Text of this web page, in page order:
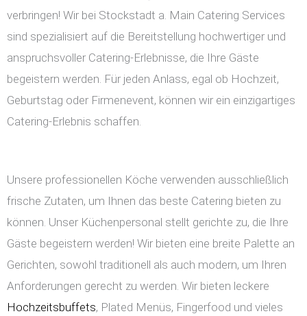
verbringen! Wir bei Stockstadt a. Main Catering Services
sind spezialisiert auf die Bereitstellung hochwertiger und
anspruchsvoller Catering-Erlebnisse, die Ihre Gäste
begeistern werden. Für jeden Anlass, egal ob Hochzeit,
Geburtstag oder Firmenevent, können wir ein einzigartiges
Catering-Erlebnis schaffen.
Unsere professionellen Köche verwenden ausschließlich
frische Zutaten, um Ihnen das beste Catering bieten zu
können. Unser Küchenpersonal stellt gerichte zu, die Ihre
Gäste begeistern werden! Wir bieten eine breite Palette an
Gerichten, sowohl traditionell als auch modern, um Ihren
Anforderungen gerecht zu werden. Wir bieten leckere
Hochzeitsbuffets, Plated Menüs, Fingerfood und vieles